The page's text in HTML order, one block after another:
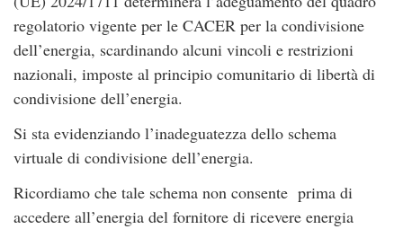
regolatorio vigente per le CACER per la condivisione
dell’energia, scardinando alcuni vincoli e restrizioni
nazionali, imposte al principio comunitario di libertà di
condivisione dell’energia.
Si sta evidenziando l’inadeguatezza dello schema
virtuale di condivisione dell’energia.
Ricordiamo che tale schema non consente prima di
accedere all’energia del fornitore di ricevere energia